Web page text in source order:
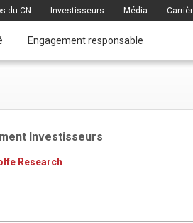
du CN Investisseurs Média
Engagement responsable
Investisseurs
Research